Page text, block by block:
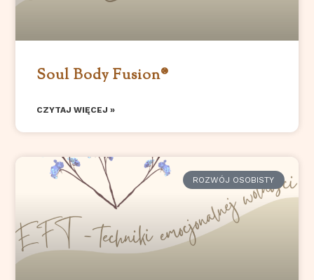
Soul Body Fusion®️
CZYTAJ WIĘCEJ »
ROZWÓJ OSOBISTY